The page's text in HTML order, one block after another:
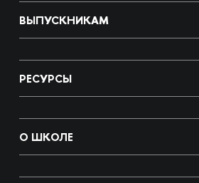
ВЫПУСКНИКАМ
РЕСУРСЫ
О ШКОЛЕ